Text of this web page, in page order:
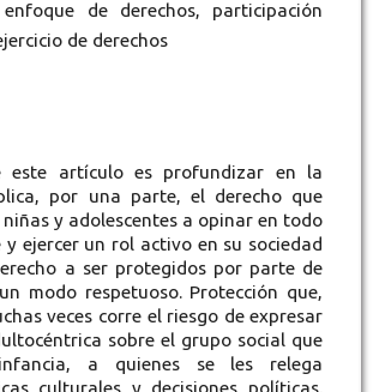
enfoque de derechos, participación
de derechos
este artículo es profundizar en la
por una parte, el derecho que
y adolescentes a opinar en todo
y ejercer un rol activo en su sociedad
a ser protegidos por parte de
modo respetuoso. Protección que,
veces corre el riesgo de expresar
sobre el grupo social que
a quienes se les relega
culturales y decisiones políticas.